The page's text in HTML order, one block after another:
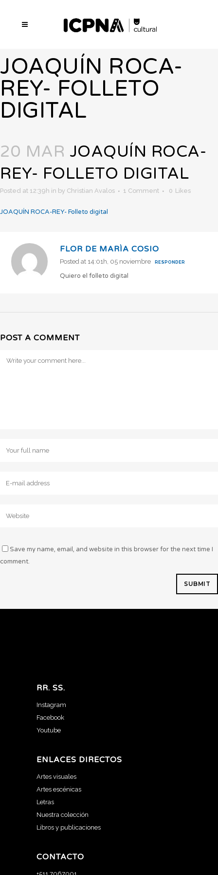
JOAQUÍN ROCA-
REY- FOLLETO
DIGITAL
20 MAR JOAQUÍN ROCA-
REY- FOLLETO DIGITAL
Posted at 12:39h in by Christian Avalos 1 Comment 0 Likes
JOAQUÍN ROCA-REY- Folleto digital
FLOR DE MARÌA COSIO
Posted at 14:01h, 05 noviembre RESPONDER
Quiero el folleto digital
POST A COMMENT
Save my name, email, and website in this browser for the next time I
comment.
RR. SS.
Instagram
Facebook
Youtube
ENLACES DIRECTOS
Artes visuales
Artes escénicas
Letras
Nuestra colección
Libros y publicaciones
CONTACTO